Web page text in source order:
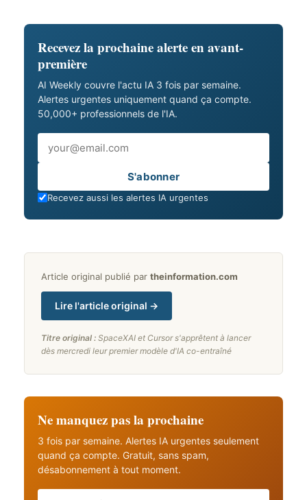
Recevez la prochaine alerte en avant-
première
AI Weekly couvre l'actu IA 3 fois par semaine.
Alertes urgentes uniquement quand ça compte.
50,000+ professionnels de l'IA.
S'abonner
Recevez aussi les alertes IA urgentes
Article original publié par theinformation.com
Lire l'article original →
Titre original : SpaceXAI et Cursor s'apprêtent à lancer
dès mercredi leur premier modèle d'IA co-entraîné
Ne manquez pas la prochaine
3 fois par semaine. Alertes IA urgentes seulement
quand ça compte. Gratuit, sans spam,
désabonnement à tout moment.